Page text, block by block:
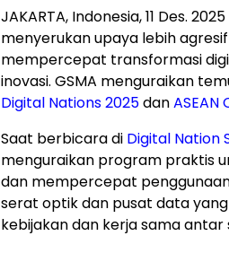
JAKARTA, Indonesia,11 Des. 2025
menyerukan upaya lebih
mempercepat transformasi
inovasi. GSMA menguraikan
Digital Nations 2025danASEAN
Saat berbicara di Digital Nation
menguraikan program praktis
dan mempercepat
serat optik dan pusat data
kebijakan dan kerja sama antar